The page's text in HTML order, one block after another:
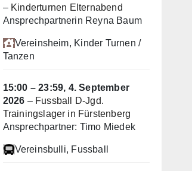
– Kinderturnen Elternabend
Ansprechpartnerin Reyna Baum
Vereinsheim, Kinder Turnen /
Tanzen
15:00 – 23:59, 4. September
2026 – Fussball D-Jgd.
Trainingslager in Fürstenberg
Ansprechpartner: Timo Miedek
Vereinsbulli, Fussball